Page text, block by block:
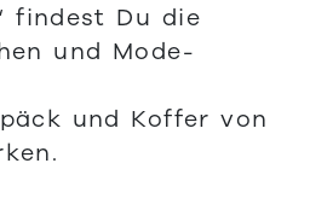
findest Du die
und Mode-
und Koffer von